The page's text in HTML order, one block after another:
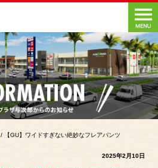
/ 【GU】ワイドすぎない絶妙なフレアパンツ
2025年2月10日